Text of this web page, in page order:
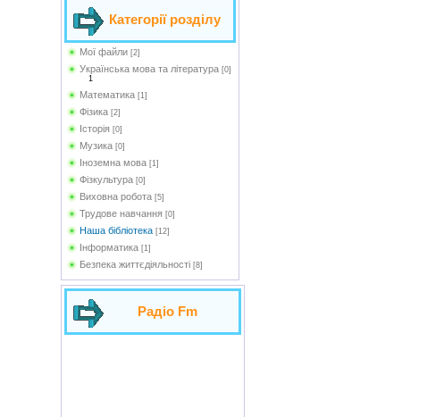
Категорії розділу
Мої файли [2]
Українська мова та література [0]
1
Математика [1]
Фізика [2]
Історія [0]
Музика [0]
Іноземна мова [1]
Фізкультура [0]
Виховна робота [5]
Трудове навчання [0]
Наша бібліотека [12]
Інформатика [1]
Безпека життєдіяльності [8]
Радіо Fm